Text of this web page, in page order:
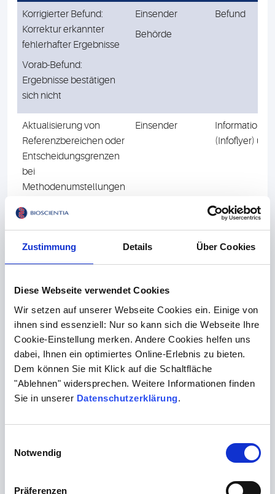
Zustimmung Details Über Cookies
Diese Webseite verwendet Cookies
Wir setzen auf unserer Webseite Cookies ein. Einige von
ihnen sind essenziell: Nur so kann sich die Webseite Ihre
Cookie-Einstellung merken. Andere Cookies helfen uns
dabei, Ihnen ein optimiertes Online-Erlebnis zu bieten.
Dem können Sie mit Klick auf die Schaltfläche
"Ablehnen" widersprechen. Weitere Informationen finden
Sie in unserer Datenschutzerklärung.
Notwendig
Präferenzen
Korrigierter Befund:
Korrektur erkannter
fehlerhafter Ergebnisse
Vorab-Befund:
Ergebnisse bestätigen
sich nicht
Einsender
Behörde
Befund
Aktualisierung von
Referenzbereichen oder
Entscheidungsgrenzen
bei
Methodenumstellungen
Einsender
Information
(Infoflyer)
Kritische bzw.
alarmierende
Analysenergebnisse
Sofortige
Einsenders
Eingeschränkte Eignung
eingeschränkte Eignung
des angeforderten
Verfahrens, zu wenig
Primärprobenmaterial
Einsender
Befund
Leistungsangebot steht
nicht oder nur
bei Reagenzien, Geräte-
Einsender
Infoflyer an
telefonische